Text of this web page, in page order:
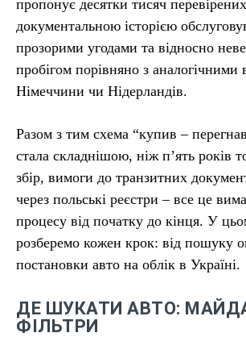
пропонує десятки тисяч
документальною історією
прозорими угодами та відносно
пробігом порівняно з аналогічними
Німеччини чи Нідерландів.
Разом з тим схема “купив –
стала складнішою, ніж п’ять років
збір, вимоги до транзитних
через польські реєстри – все це
процесу від початку до кінця. У
розберемо кожен крок: від пошуку
постановки авто на облік в Україні.
ДЕ ШУКАТИ АВТО:
ФІЛЬТРИ